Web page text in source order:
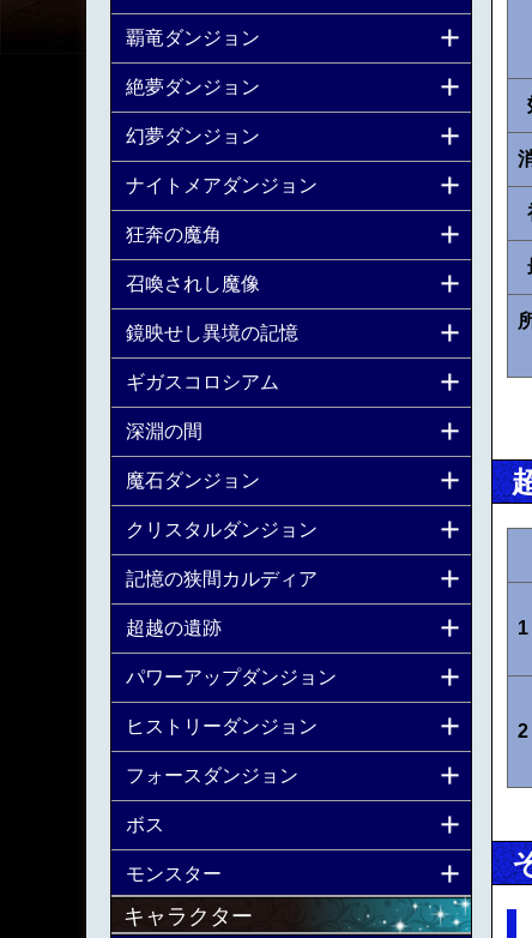
1
2
覇竜ダンジョン
絶夢ダンジョン
幻夢ダンジョン
ナイトメアダンジョン
狂奔の魔角
召喚されし魔像
鏡映せし異境の記憶
ギガスコロシアム
深淵の間
魔石ダンジョン
クリスタルダンジョン
記憶の狭間カルディア
超越の遺跡
パワーアップダンジョン
ヒストリーダンジョン
フォースダンジョン
ボス
モンスター
キャラクター